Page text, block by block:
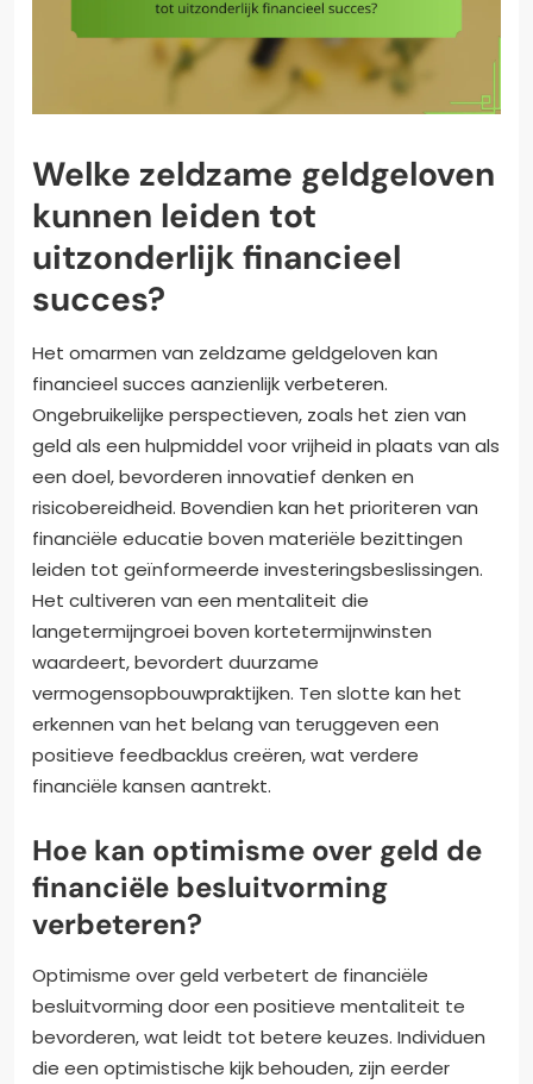
Welke zeldzame geldgeloven
kunnen leiden tot
uitzonderlijk financieel
succes?
Het omarmen van zeldzame geldgeloven kan
financieel succes aanzienlijk verbeteren.
Ongebruikelijke perspectieven, zoals het zien van
geld als een hulpmiddel voor vrijheid in plaats van als
een doel, bevorderen innovatief denken en
risicobereidheid. Bovendien kan het prioriteren van
financiële educatie boven materiële bezittingen
leiden tot geïnformeerde investeringsbeslissingen.
Het cultiveren van een mentaliteit die
langetermijngroei boven kortetermijnwinsten
waardeert, bevordert duurzame
vermogensopbouwpraktijken. Ten slotte kan het
erkennen van het belang van teruggeven een
positieve feedbacklus creëren, wat verdere
financiële kansen aantrekt.
Hoe kan optimisme over geld de
financiële besluitvorming
verbeteren?
Optimisme over geld verbetert de financiële
besluitvorming door een positieve mentaliteit te
bevorderen, wat leidt tot betere keuzes. Individuen
die een optimistische kijk behouden, zijn eerder